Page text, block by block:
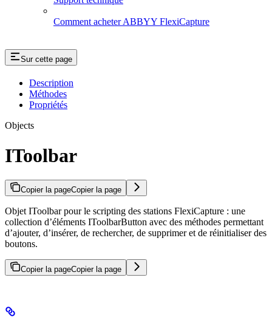
Comment acheter ABBYY FlexiCapture
Sur cette page
Description
Méthodes
Propriétés
Objects
IToolbar
Copier la pageCopier la page
Objet IToolbar pour le scripting des stations FlexiCapture : une
collection d’éléments IToolbarButton avec des méthodes permettant
d’ajouter, d’insérer, de rechercher, de supprimer et de réinitialiser des
boutons.
Copier la pageCopier la page